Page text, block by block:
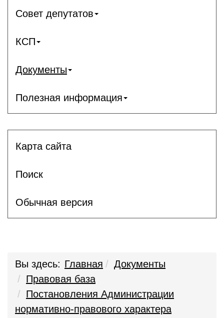
Совет депутатов
КСП
Документы
Полезная информация
Карта сайта
Поиск
Обычная версия
Вы здесь: Главная
Документы
Правовая база
Постановления Администрации
нормативно-правового характера